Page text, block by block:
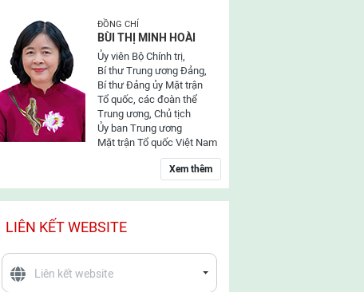
ĐỒNG CHÍ
BÙI THỊ MINH HOÀI
Ủy viên Bộ Chính trị,
Bí thư Trung ương Đảng,
Bí thư Đảng ủy Mặt trận
Tổ quốc, các đoàn thể
Trung ương, Chủ tịch
Ủy ban Trung ương
Mặt trận Tổ quốc Việt Nam
Xem thêm
LIÊN KẾT WEBSITE